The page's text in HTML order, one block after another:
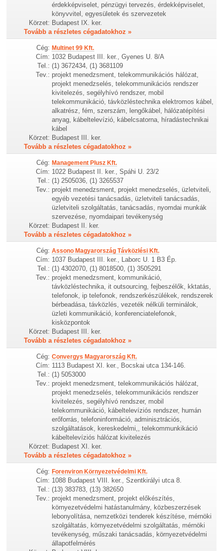
érdekképviselet, pénzügyi tervezés, érdekképviselet,
könyvvitel, egyesületek és szervezetek
Körzet: Budapest IX. ker.
Tovább a részletes cégadatokhoz »
Cég: Multinet 99 Kft.
Cím: 1032 Budapest III. ker., Gyenes U. 8/A
Tel.: (1) 3672434, (1) 3681109
Tev.: projekt menedzsment, telekommunikációs hálózat,
projekt menedzselés, telekommunikációs rendszer
kivitelezés, segélyhívó rendszer, mobil
telekommunikáció, távközléstechnika elektromos kábel,
alkatrész, fém, szerszám, lengőkábel, hálózatépítési
anyag, kábeltelevízió, kábelcsatorna, híradástechnikai
kábel
Körzet: Budapest III. ker.
Tovább a részletes cégadatokhoz »
Cég: Management Plusz Kft.
Cím: 1022 Budapest II. ker., Spáhi U. 23/2
Tel.: (1) 2505036, (1) 3265537
Tev.: projekt menedzsment, projekt menedzselés, üzletviteli,
egyéb vezetési tanácsadás, üzletviteli tanácsadás,
üzletviteli szolgáltatás, tanácsadás, nyomdai munkák
szervezése, nyomdaipari tevékenység
Körzet: Budapest II. ker.
Tovább a részletes cégadatokhoz »
Cég: Assono Magyarország Távközlési Kft.
Cím: 1037 Budapest III. ker., Laborc U. 1 B3 Ép.
Tel.: (1) 4302070, (1) 8018500, (1) 3505291
Tev.: projekt menedzsment, kommunikáció,
távközléstechnika, it outsourcing, fejbeszélők, kktatás,
telefonok, ip telefonok, rendszerkészülékek, rendszerek
bérbeadása, távközlés, vezeték nélküli terminálok,
üzleti kommunikáció, konferenciatelefonok,
kisközpontok
Körzet: Budapest III. ker.
Tovább a részletes cégadatokhoz »
Cég: Convergys Magyarország Kft.
Cím: 1113 Budapest XI. ker., Bocskai utca 134-146.
Tel.: (1) 5053000
Tev.: projekt menedzsment, telekommunikációs hálózat,
projekt menedzselés, telekommunikációs rendszer
kivitelezés, segélyhívó rendszer, mobil
telekommunikáció, kábeltelevíziós rendszer, humán
erőforrás, telefoninformáció, adminisztrációs,
szolgáltatások, kereskedelmi,, telekommunkikáció
kábeltelevíziós hálózat kivitelezés
Körzet: Budapest XI. ker.
Tovább a részletes cégadatokhoz »
Cég: Forenviron Környezetvédelmi Kft.
Cím: 1088 Budapest VIII. ker., Szentkirályi utca 8.
Tel.: (13) 383783, (13) 382650
Tev.: projekt menedzsment, projekt előkészítés,
környezetvédelmi hatástanulmány, közbeszerzések
lebonyolítása, nemzetközi tenderek készítése, mérnöki
szolgáltatás, környezetvédelmi szolgáltatás, mérnöki
tevékenység, műszaki tanácsadás, környezetvédelmi
állapotfelmérés